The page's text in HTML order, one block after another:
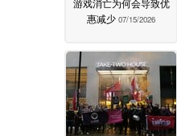
惠减少 07/15/2026